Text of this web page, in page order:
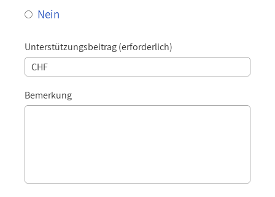
Nein
Unterstützungsbeitrag (erforderlich)
Bemerkung